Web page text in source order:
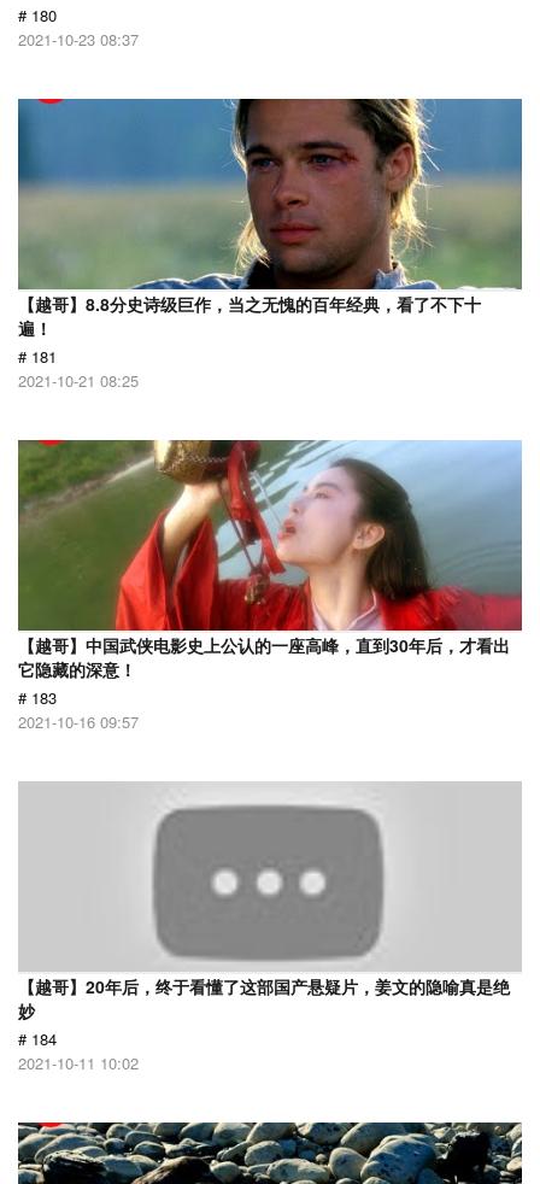
# 180
2021-10-23 08:37
【越哥】8.8分史诗级巨作，当之无愧的百年经典，看了不下十
遍！
# 181
2021-10-21 08:25
【越哥】中国武侠电影史上公认的一座高峰，直到30年后，才看出
它隐藏的深意！
# 183
2021-10-16 09:57
【越哥】20年后，终于看懂了这部国产悬疑片，姜文的隐喻真是绝
妙
# 184
2021-10-11 10:02